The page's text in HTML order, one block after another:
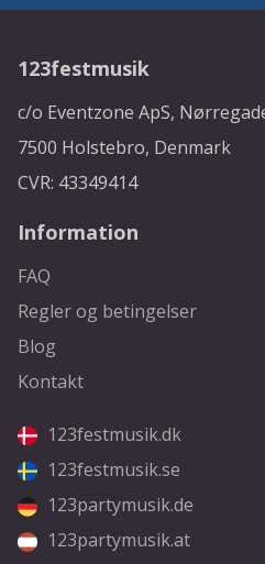
123festmusik
c/o Eventzone ApS,
7500 Holstebro, Denmark
CVR: 43349414
Information
FAQ
Regler og betingelser
Blog
Kontakt
123festmusik.dk
123festmusik.se
123partymusik.de
123partymusik.at